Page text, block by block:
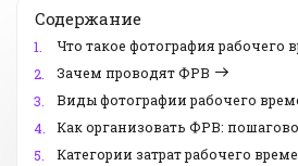
Содержание
1.
Что такое фотография рабочего
2.
Зачем проводят ФРВ
3.
Виды фотографии рабочего
4.
Как организовать ФРВ: пошагово
5.
Категории затрат рабочего